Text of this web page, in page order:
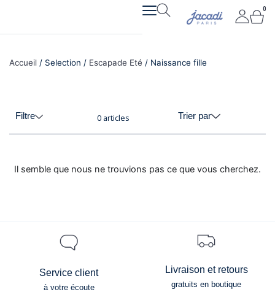
contenu
0
Accueil/ Selection / Escapade Eté / Naissance fille
Filtre 0 articles Trier par
Il semble que nous ne trouvions pas ce que vous cherchez.
Service client
à votre écoute
Livraison et retours
gratuits en boutique